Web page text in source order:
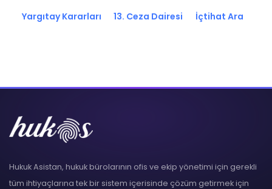
Yargıtay Kararları 13. Ceza Dairesi İçtihat Ara
Hukuk Asistan, hukuk bürolarının ofis ve ekip yönetimi için gerekli
tüm ihtiyaçlarına tek bir sistem içerisinde çözüm getirmek için